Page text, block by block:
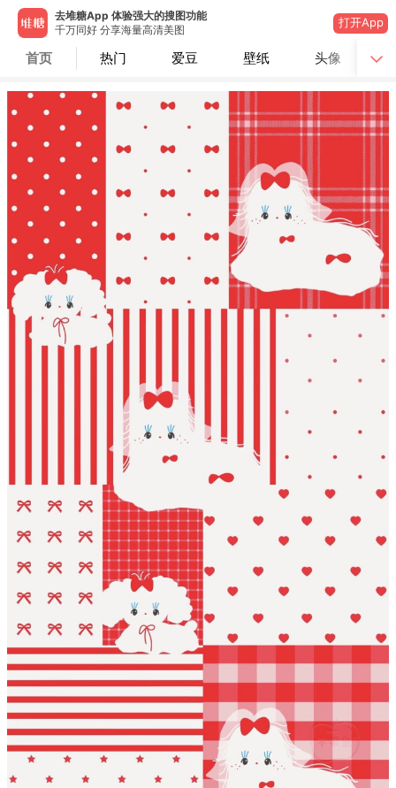
去堆糖App 体验强大的搜图功能
千万同好 分享海量高清美图
打开App
首页 热门 爱豆 壁纸 头像